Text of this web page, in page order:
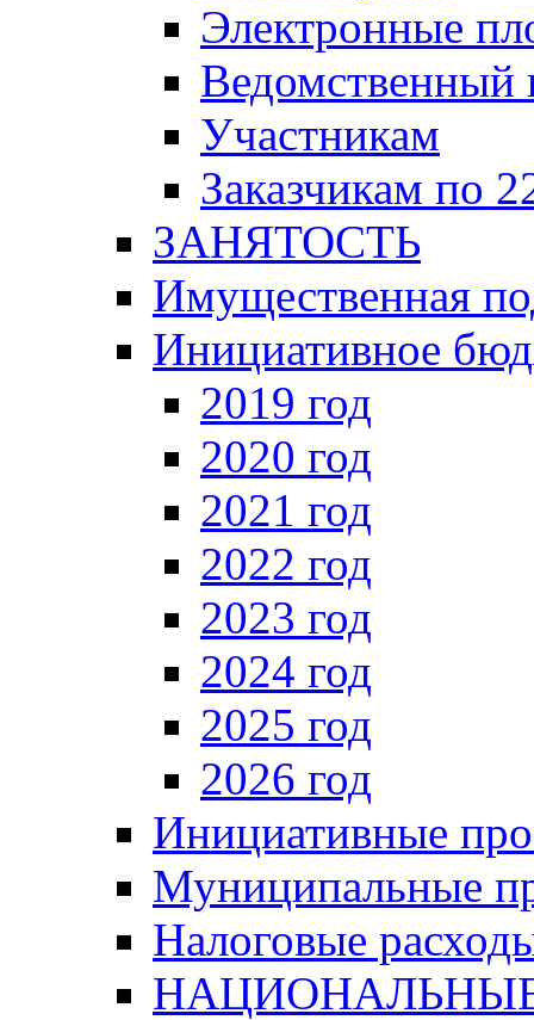
Электронные
Ведомственный
Участникам
Заказчикам по
ЗАНЯТОСТЬ
Имущественная
Инициативное
2019 год
2020 год
2021 год
2022 год
2023 год
2024 год
2025 год
2026 год
Инициативные
Муниципальные
Налоговые